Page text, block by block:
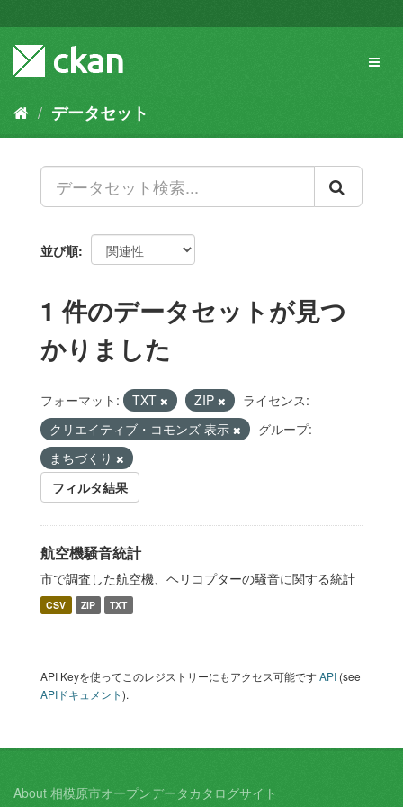
キ
容
データセット
並び順
1 件のデータセットが見つ
かりました
フォーマット: TXT ZIP
ライセンス:
クリエイティブ・コモンズ 表示
グループ:
まちづくり
フィルタ結果
航空機騒音統計
市で調査した航空機、ヘリコプターの騒音に関する統計
CSV ZIP TXT
API Keyを使ってこのレジストリーにもアクセス可能ですAPI (see
APIドキュメント).
About 相模原市オープンデータカタログサイト